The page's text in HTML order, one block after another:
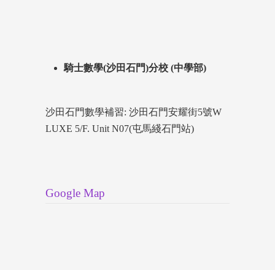
騎士數學(沙田石門)分校 (中學部)
沙田石門數學補習: 沙田石門安耀街5號W
LUXE 5/F. Unit N07(屯馬綫石門站)
Google Map